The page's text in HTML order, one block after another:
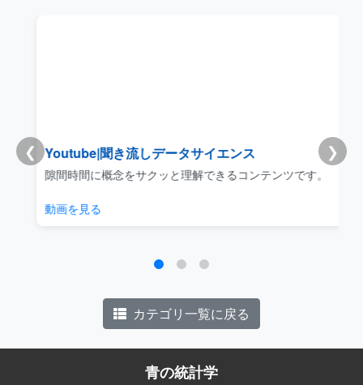
❮ ❯
Youtube|聞き流しデータサイエンス
隙間時間に概念をサクッと理解できるコンテンツです。
動画を見る
カテゴリ一覧に戻る
青の統計学